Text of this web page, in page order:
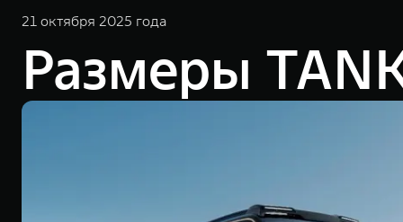
21 октября 2025 года
Размеры